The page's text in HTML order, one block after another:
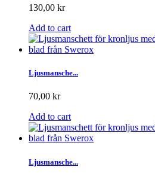
130,00 kr
Add to cart
Ljusmansche...
70,00 kr
Add to cart
Ljusmansche...